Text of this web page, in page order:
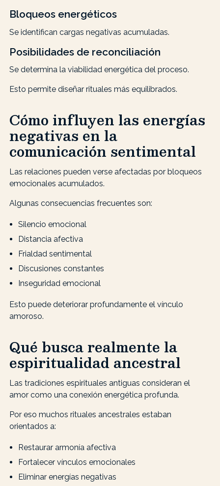
Bloqueos energéticos
Se identifican cargas negativas acumuladas.
Posibilidades de reconciliación
Se determina la viabilidad energética del proceso.
Esto permite diseñar rituales más equilibrados.
Cómo influyen las energías
negativas en la
comunicación sentimental
Las relaciones pueden verse afectadas por bloqueos
emocionales acumulados.
Algunas consecuencias frecuentes son:
Silencio emocional
Distancia afectiva
Frialdad sentimental
Discusiones constantes
Inseguridad emocional
Esto puede deteriorar profundamente el vínculo
amoroso.
Qué busca realmente la
espiritualidad ancestral
Las tradiciones espirituales antiguas consideran el
amor como una conexión energética profunda.
Por eso muchos rituales ancestrales estaban
orientados a:
Restaurar armonía afectiva
Fortalecer vínculos emocionales
Eliminar energías negativas